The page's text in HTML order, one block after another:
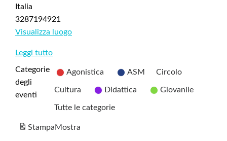
Italia
3287194921
Visualizza luogo
Leggi tutto
Categorie
degli
eventi
Agonistica ASM Circolo
Cultura Didattica Giovanile
Tutte le categorie
StampaMostra